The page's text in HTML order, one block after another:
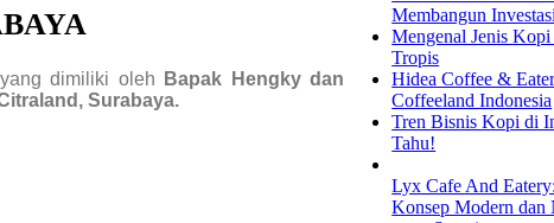
yang dimiliki oleh
Bapak Hengky dan
Surabaya.
Membangun
Mengenal Jenis
Tropis
Hidea Coffee &
Coffeeland Indonesia
Tren Bisnis Kopi di
Tahu!
Lyx Cafe And
Konsep Modern dan